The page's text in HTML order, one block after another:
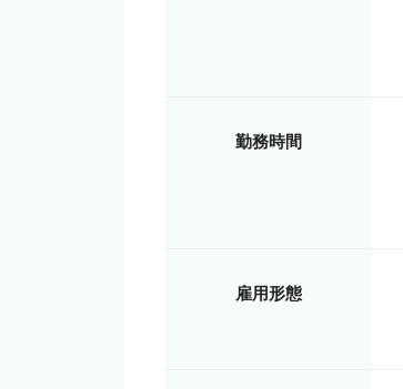
勤務時間
雇用形態